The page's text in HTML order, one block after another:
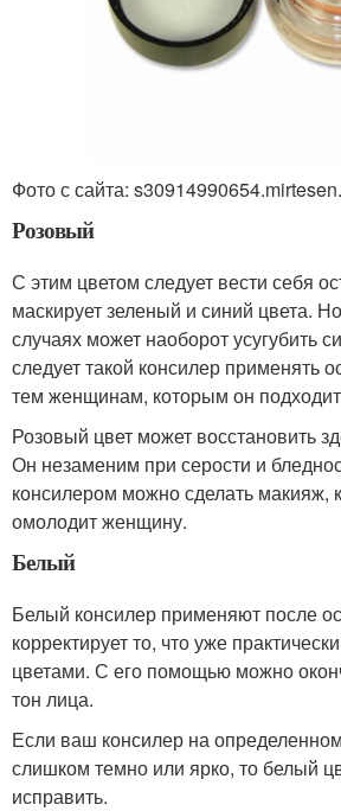
Фото с сайта:
Розовый
С этим цветом следует вести себя
маскирует зеленый и синий цвета.
случаях может наоборот усугубить
следует такой консилер применять
тем женщинам, которым он
Розовый цвет может восстановить
Он незаменим при серости и
консилером можно сделать макияж,
омолодит женщину.
Белый
Белый консилер применяют после
корректирует то, что уже
цветами. С его помощью можно
тон лица.
Если ваш консилер на
слишком темно или ярко, то белый
исправить.